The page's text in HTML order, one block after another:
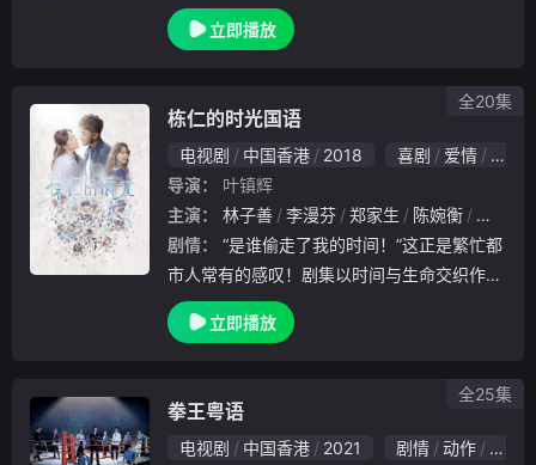
考验，衍生段段纠缠不清的关系！壹号皇庭第
四辑，首次以二十集长剧形式推出，剧情更丰
立即播放
栋仁的时光国语
电视剧 中国香港 2018 喜剧 爱情
科幻
导演：
叶镇辉
主演：
林子善 李漫芬 郑家生 陈婉衡
张国强
剧情：
市人常有的感叹！剧集以时间与生命交织作为
题材，透过角色意想不到的奇遇、男女主角曾
栋仁（袁伟豪饰）和程敏琦（唐诗咏饰）生死
立即播放
全20集
拳王粤语
电视剧 中国香港 2021 剧情 动作
香港
全25集